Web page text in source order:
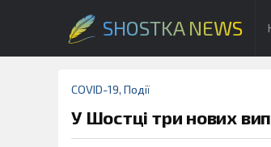
SHOSTKA NEWS
COVID-19, Події
У Шостці три нових